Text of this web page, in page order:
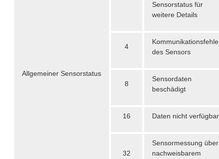
Allgemeiner Sensorstatus
Sensorstatus für
weitere Details
4
des Sensors
8
Sensordaten
beschädigt
16 Daten nicht verfügbar
32
Sensormessung über
nachweisbarem